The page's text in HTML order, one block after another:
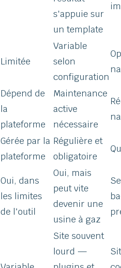
s'appuie sur
un template
Limitée
Variable
selon
configuration
Dépend de
la
plateforme
Maintenance
active
nécessaire
Gérée par la
plateforme
Régulière et
obligatoire
Oui, dans
les limites
de l'outil
Oui, mais
peut vite
devenir une
usine à gaz
Site souvent
lourd —